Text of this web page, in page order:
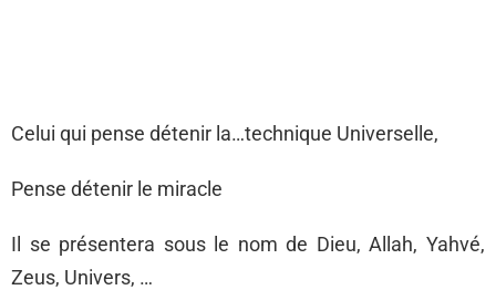
Celui qui pense détenir la…technique Universelle,
Pense détenir le miracle
Il se présentera sous le nom de Dieu, Allah, Yahvé,
Zeus, Univers, …